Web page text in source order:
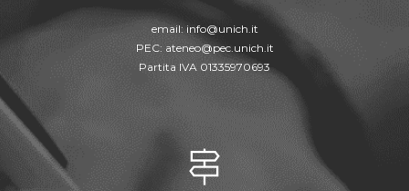
email:info@unich.it
PEC: ateneo@pec.unich.it
Partita IVA 01335970693